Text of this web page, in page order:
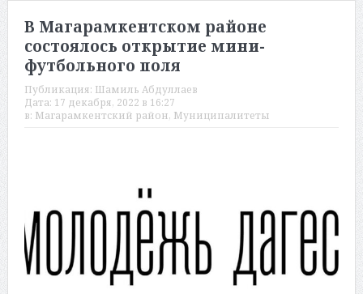
В Магарамкентском районе
состоялось открытие мини-
футбольного поля
Публикация: Шамиль Абдуллаев
Дата: 17 декабря, 2022 в 16:27
в: Магарамкентский район, Муниципалитеты